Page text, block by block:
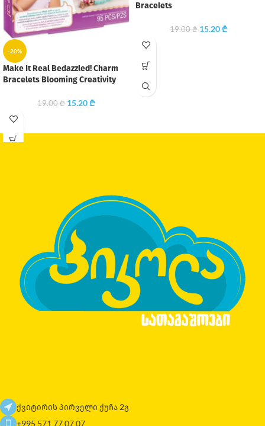
-20%
Make It Real Bedazzled! Charm
Bracelets Blooming Creativity
19.00₾ 15.20₾
Bracelets
19.00₾ 15.20₾
ქვიტირის პირველი ქუჩა 2გ
+995 571 77 07 07